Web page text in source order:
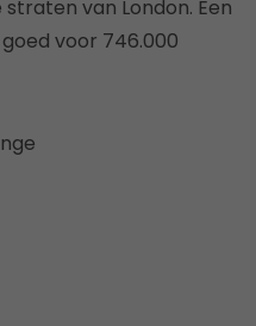
van London. Een
voor 746.000